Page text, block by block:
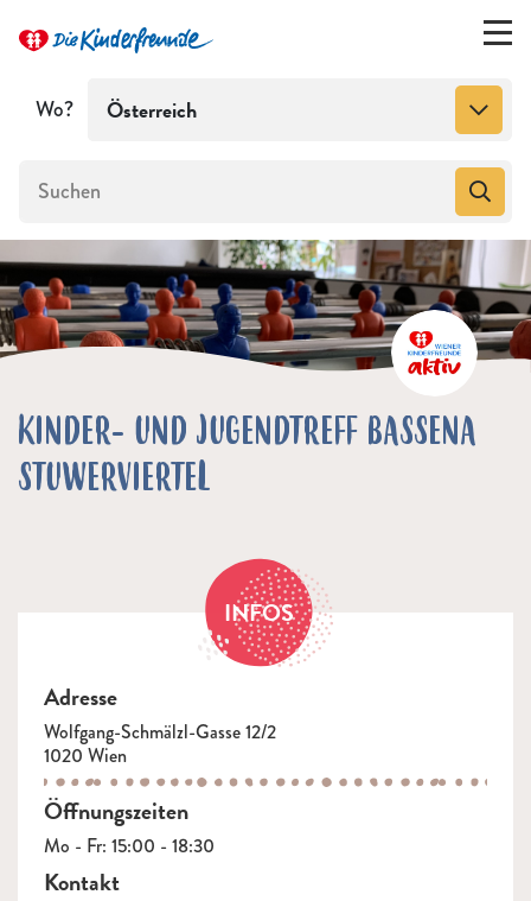
Wo? Österreich
KINDER- UND JUGENDTREFF BASSENA
STUWERVIERTEL
INFOS
Adresse
Wolfgang-Schmälzl-Gasse 12/2
1020 Wien
Öffnungszeiten
Mo - Fr: 15:00 - 18:30
Kontakt